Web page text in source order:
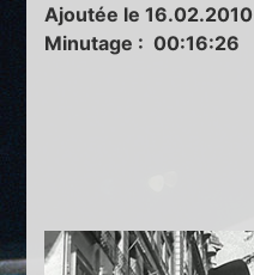
Ajoutée le 16.02.2010
Minutage : 00:16:26